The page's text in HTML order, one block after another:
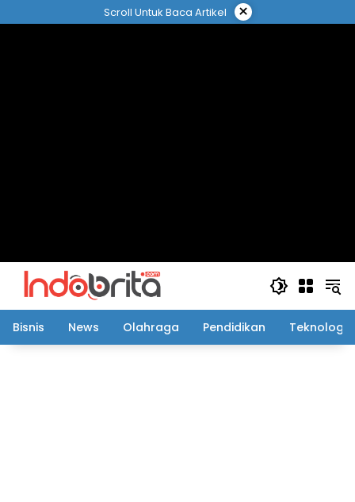
ke
Scroll Untuk Baca Artikel ×
Bisnis News Olahraga Pendidikan Teknologi